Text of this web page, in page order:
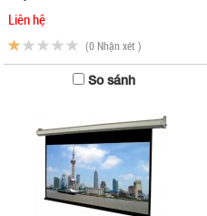
Liên hệ
(0 Nhận xét )
So sánh